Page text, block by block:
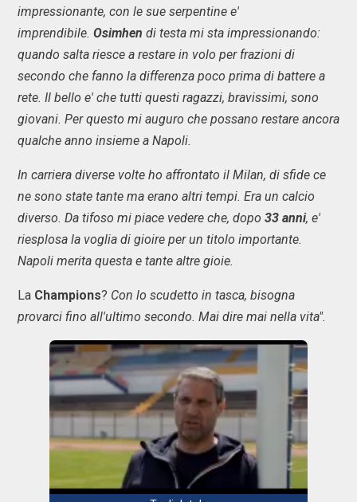
impressionante, con le sue serpentine e'
imprendibile. Osimhen di testa mi sta impressionando:
quando salta riesce a restare in volo per frazioni di
secondo che fanno la differenza poco prima di battere a
rete. Il bello e' che tutti questi ragazzi, bravissimi, sono
giovani. Per questo mi auguro che possano restare ancora
qualche anno insieme a Napoli.
In carriera diverse volte ho affrontato il Milan, di sfide ce
ne sono state tante ma erano altri tempi. Era un calcio
diverso. Da tifoso mi piace vedere che, dopo 33 anni, e'
riesplosa la voglia di gioire per un titolo importante.
Napoli merita questa e tante altre gioie.
La Champions? Con lo scudetto in tasca, bisogna
provarci fino all'ultimo secondo. Mai dire mai nella vita".